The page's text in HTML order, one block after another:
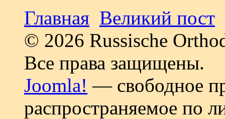
Главная Великий пост
© 2026 Russische
Все права защищены.
Joomla! — свободное
распространяемое по